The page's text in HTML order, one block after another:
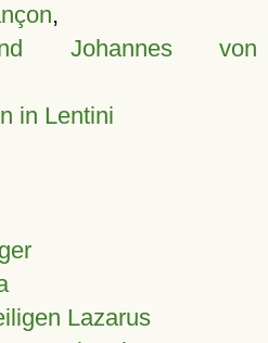
,
Johannes von
in Lentini
Lazarus